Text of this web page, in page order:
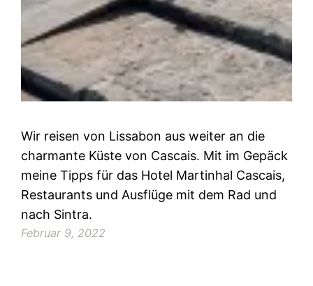
Wir reisen von Lissabon aus weiter an die
charmante Küste von Cascais. Mit im Gepäck
meine Tipps für das Hotel Martinhal Cascais,
Restaurants und Ausflüge mit dem Rad und
nach Sintra.
Februar 9, 2022